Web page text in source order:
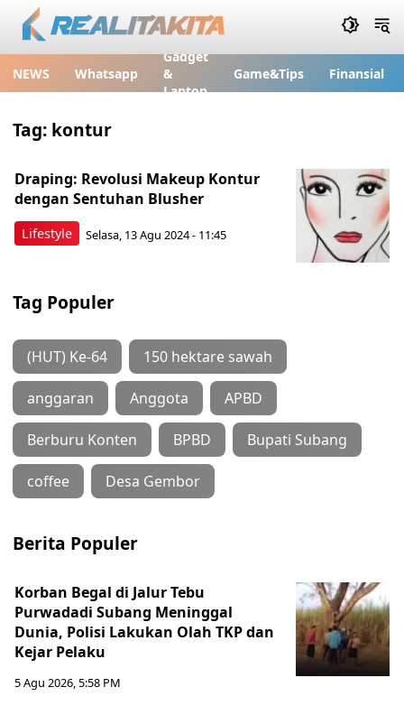
NEWS Whatsapp
Gadget
&
Laptop
Game&Tips Finansial
Tag: kontur
Lifestyle
Draping: Revolusi Makeup Kontur
dengan Sentuhan Blusher
Selasa, 13 Agu 2024 - 11:45
Tag Populer
(HUT) Ke-64 150 hektare sawah
anggaran Anggota APBD
Berburu Konten BPBD Bupati Subang
coffee Desa Gembor
Berita Populer
Korban Begal di Jalur Tebu
Purwadadi Subang Meninggal
Dunia, Polisi Lakukan Olah TKP dan
Kejar Pelaku
5 Agu 2026, 5:58 PM